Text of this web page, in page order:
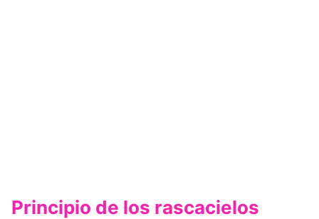
Principio de los rascacielos